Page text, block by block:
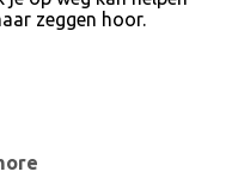
zeggen hoor.